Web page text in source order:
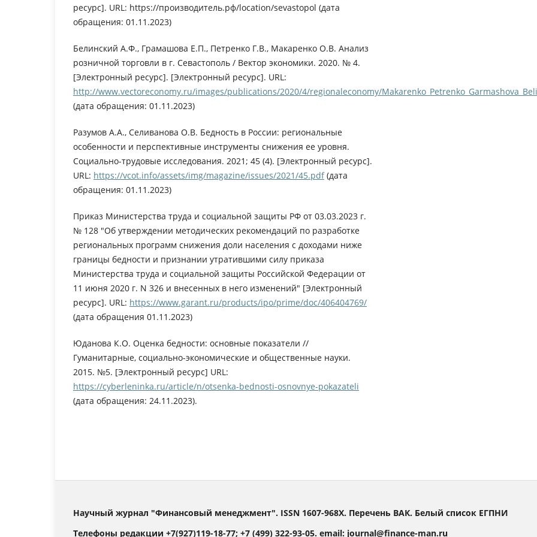
ресурс]. URL: https://производитель.рф/location/sevastopol (дата
обращения: 01.11.2023)
Белинский А.Ф., Грамашова Е.П., Петренко Г.В., Макаренко О.В. Анализ
розничной торговли в г. Севастополь / Вектор экономики. 2020. № 4.
[Электронный ресурс]. [Электронный ресурс]. URL:
http://www.vectoreconomy.ru/images/publications/2020/4/regionaleconomy/
(дата обращения: 01.11.2023)
Разумов А.А., Селиванова О.В. Бедность в России: региональные
особенности и перспективные инструменты снижения ее уровня.
Социально-трудовые исследования. 2021; 45 (4). [Электронный ресурс].
URL: https://vcot.info/assets/img/magazine/issues/2021/45.pdf(дата
обращения: 01.11.2023)
Приказ Министерства труда и социальной защиты РФ от 03.03.2023 г.
№ 128 "Об утверждении методических рекомендаций по разработке
региональных программ снижения доли населения с доходами ниже
границы бедности и признании утратившими силу приказа
Министерства труда и социальной защиты Российской Федерации от
11 июня 2020 г. N 326 и внесенных в него изменений" [Электронный
ресурс]. URL: https://www.garant.ru/products/ipo/prime/doc/406404769/
(дата обращения 01.11.2023)
Юданова К.О. Оценка бедности: основные показатели //
Гуманитарные, социально-экономические и общественные науки.
2015. №5. [Электронный ресурс] URL:
https://cyberleninka.ru/article/n/otsenka-bednosti-osnovnye-pokazateli
(дата обращения: 24.11.2023).
Научный журнал "Финансовый менеджмент". ISSN 1607-968X. Перечень ВАК. Белый список ЕГПНИ
Телефоны редакции +7(927)119-18-77; +7 (499) 322-93-05. email: journal@finance-man.ru